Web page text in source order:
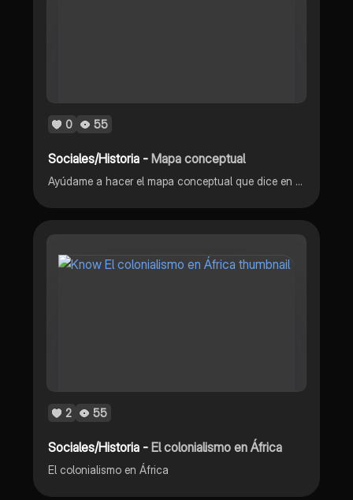
0 55
Sociales/Historia -Mapa conceptual
Ayúdame a hacer el mapa conceptual que dice en la pregunta
2 55
Sociales/Historia -El colonialismo en África
El colonialismo en África